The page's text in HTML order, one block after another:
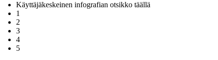
Käyttäjäkeskeinen infografian otsikko täällä
1
2
3
4
5